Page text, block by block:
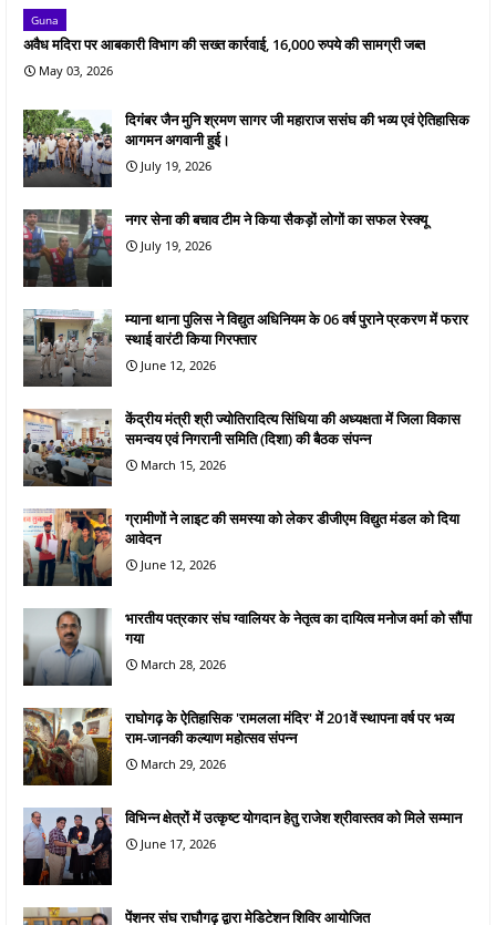
Guna
अवैध मदिरा पर आबकारी विभाग की सख्त कार्रवाई, 16,000 रुपये की सामग्री जब्त
May 03, 2026
दिगंबर जैन मुनि श्रमण सागर जी महाराज ससंघ की भव्य एवं ऐतिहासिक
आगमन अगवानी हुई।
July 19, 2026
नगर सेना की बचाव टीम ने किया सैकड़ों लोगों का सफल रेस्क्यू
July 19, 2026
म्याना थाना पुलिस ने विद्युत अधिनियम के 06 वर्ष पुराने प्रकरण में फरार
स्थाई वारंटी किया गिरफ्तार
June 12, 2026
केंद्रीय मंत्री श्री ज्योतिरादित्य सिंधिया की अध्यक्षता में जिला विकास
समन्वय एवं निगरानी समिति (दिशा) की बैठक संपन्न
March 15, 2026
ग्रामीणों ने लाइट की समस्या को लेकर डीजीएम विद्युत मंडल को दिया
आवेदन
June 12, 2026
भारतीय पत्रकार संघ ग्वालियर के नेतृत्व का दायित्व मनोज वर्मा को सौंपा
गया
March 28, 2026
राघोगढ़ के ऐतिहासिक 'रामलला मंदिर' में 201वें स्थापना वर्ष पर भव्य
राम-जानकी कल्याण महोत्सव संपन्न
March 29, 2026
विभिन्न क्षेत्रों में उत्कृष्ट योगदान हेतु राजेश श्रीवास्तव को मिले सम्मान
June 17, 2026
पेंशनर संघ राघौगढ़ द्वारा मेडिटेशन शिविर आयोजित